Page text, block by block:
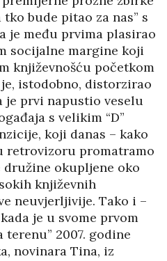
bude pitao za nas” s
je među prvima plasirao
socijalne margine koji
književnošću početkom
istodobno, distorzirao
je prvi napustio veselu
s velikim “D”
koji danas – kako
retrovizoru promatramo
okupljene oko
književnih
neuvjerljivije. Tako i –
je u svome prvom
terenu” 2007. godine
novinara Tina, iz